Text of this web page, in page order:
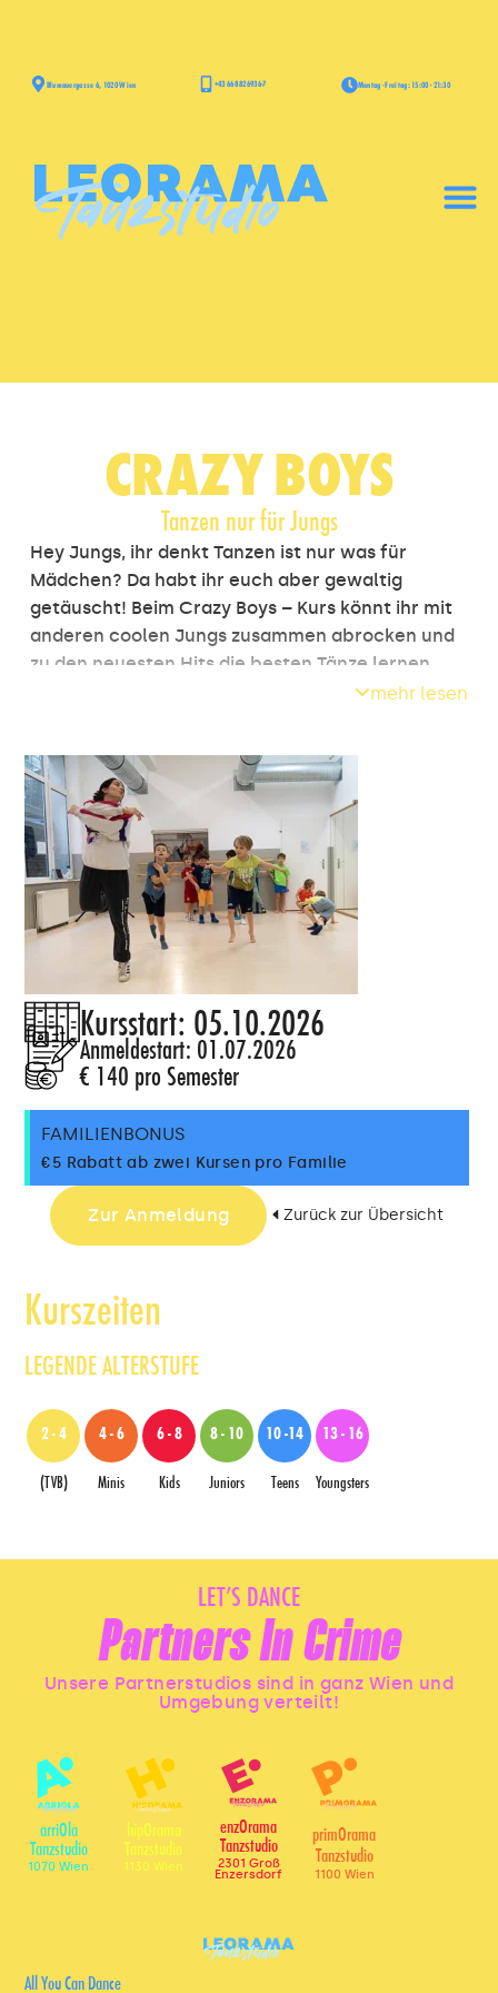
Blumauergasse 6, 1020 Wien +43 668 826936-7 Montag - Freitag: 15:00 - 21:30
CRAZY BOYS
Tanzen nur für Jungs
Hey Jungs, ihr denkt Tanzen ist nur was für
Mädchen? Da habt ihr euch aber gewaltig
getäuscht! Beim Crazy Boys – Kurs könnt ihr mit
anderen coolen Jungs zusammen abrocken und
zu den neuesten Hits die besten Tänze lernen.
Jazzdance, HipHop und Videoclip-Dance warten
habt ihr sogar die Chance, auf einer riesigen
Bühne eure Moves zu präsentieren und das
Publikum zum Staunen zu bringen. Also worauf
wartet ihr noch? Schließt euch den verrückten
Jungs beim Tanzen an!
mehr lesen
Kursstart: 05.10.2026
Anmeldestart: 01.07.2026
€ 140 pro Semester
FAMILIENBONUS
€5 Rabatt ab zwei Kursen pro Familie
Zur Anmeldung Zurück zur Übersicht
LEGENDE ALTERSTUFE
2 - 4
(TVB)
4 - 6
Minis
6 - 8
Kids
8 - 10
Juniors
10 -14
Teens
13 - 16
Youngsters
Kurszeiten
LET’S DANCE
Partners In Crime
Unsere Partnerstudios sind in ganz Wien und
Umgebung verteilt!
arriOla
Tanzstudio
1070 Wien
hipOrama
Tanzstudio
1130 Wien
enzOrama
Tanzstudio
2301 Groß
Enzersdorf
primOrama
Tanzstudio
1100 Wien
All You Can Dance